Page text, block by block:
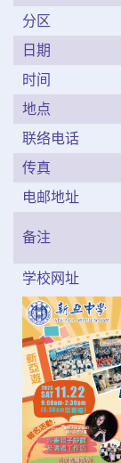
分区
日期
时间
地点
联络电话
传真
电邮地址
备注
学校网址